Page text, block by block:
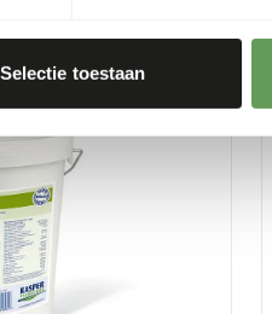
Selectie toestaan